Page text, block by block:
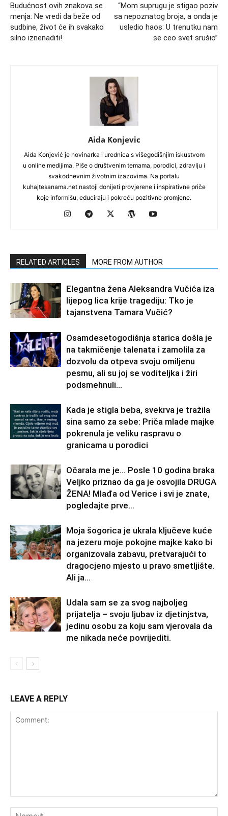
Budućnost ovih znakova se
menja: Ne vredi da beže od
sudbine, život će ih svakako
silno iznenaditi!
“Mom suprugu je stigao poziv
sa nepoznatog broja, a onda je
usledio haos: U trenutku nam
se ceo svet srušio”
Aida Konjevic
Aida Konjević je novinarka i urednica s višegodišnjim iskustvom
u online medijima. Piše o društvenim temama, porodici, zdravlju i
svakodnevnim životnim izazovima. Na portalu
kuhajtesanama.net nastoji donijeti provjerene i inspirativne priče
koje informišu, educiraju i pokreću pozitivne promjene.
RELATED ARTICLES MORE FROM AUTHOR
Elegantna žena Aleksandra Vučića iza
lijepog lica krije tragediju: Tko je
tajanstvena Tamara Vučić?
Osamdesetogodišnja starica došla je
na takmičenje talenata i zamolila za
dozvolu da otpeva svoju omiljenu
pesmu, ali su joj se voditeljka i žiri
podsmehnuli...
Kada je stigla beba, svekrva je tražila
sina samo za sebe: Priča mlade majke
pokrenula je veliku raspravu o
granicama u porodici
Očarala me je… Posle 10 godina braka
Veljko priznao da ga je osvojila DRUGA
ŽENA! Mlađa od Verice i svi je znate,
pogledajte prve...
Moja šogorica je ukrala ključeve kuće
na jezeru moje pokojne majke kako bi
organizovala zabavu, pretvarajući to
dragocjeno mjesto u pravo smetljište.
Ali ja...
Udala sam se za svog najboljeg
prijatelja – svoju ljubav iz djetinjstva,
jedinu osobu za koju sam vjerovala da
me nikada neće povrijediti.
LEAVE A REPLY